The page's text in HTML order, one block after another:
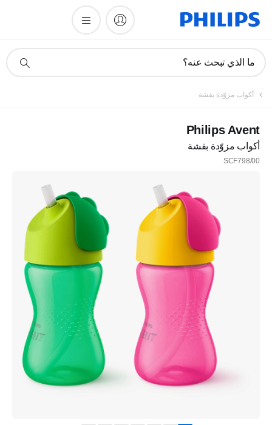
دعم
ما الذي تبحث عنه؟
أكواب مزوّدة بقشة
Philips Avent
أكواب مزوّدة بقشة
SCF798/00